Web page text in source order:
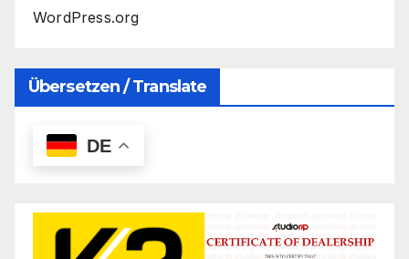
WordPress.org
Übersetzen / Translate
DE